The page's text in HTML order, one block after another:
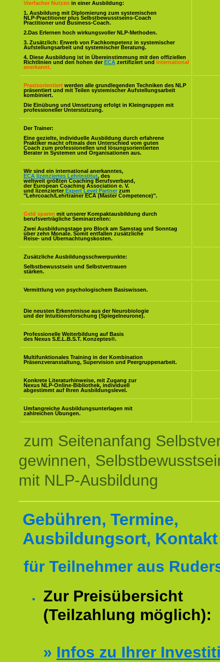
Vierfacher Nutzen in einer Ausbildung:
1. Ausbildung mit Diplomierung zum systemischen
NLP-Practitioner plus Selbstbewusstseins-Coach
Practitioner und Business-Coach.
2.Das Erlernen hoch wirkungsvoller NLP-Methoden.
3. Zusätzlich: Erwerb von Fachkompetenz in systemischer
Aufstellungsarbeit und systemischer Beratung.
4. Diese Ausbildung ist in Übereinstimmung mit den offiziellen
Richtlinien und den hohen der ECA zertifiziert und international
anerkannt.
Praxisorientiert werden alle grundlegenden Techniken des NLP
präsentiert und mit Teilen systemischer Aufstellungsarbeit
kombiniert.
Die Einübung und Umsetzung erfolgt in Kleingruppen mit
professioneller Unterstützung.
Der Trainer:
Eine gezielte, individuelle Ausbildung durch erfahrene
Praktiker macht oftmals den Unterschied vom guten
Coach zum professionellen und lösungsorientierten
Berater in Systemen und Organisationen aus.
Wir sind ein international anerkanntes,
ECA lizenziertes Lehrinstitut, des
weltweit größten Coaching Berufsverband,
der European Coaching Association e. V.
und lizenzierter Expert Level Partner zum
"Lehrcoach/Lehrtrainer ECA (Master Competence)".
Geld sparen mit unserer Kompaktausbildung durch
berufsverträgliche Seminarzeiten:
Zwei Ausbildungstage pro Block am Samstag und Sonntag
über zehn Monate. Somit entfallen zusätzliche
Reise- und Übernachtungskosten.
Zusätzliche Ausbildungsschwerpunkte:
Selbstbewusstsein und Selbstvertrauen
stärken.
Vermittlung von psychologischem Basiswissen.
Die neusten Erkenntnisse aus der Neurobiologie
und der Intuitionsforschung (Spiegelneurone).
Professionelle Weiterbildung auf Basis
des Nexus S.E.L.B.S.T. Konzeptes®.
Multifunktionales Training in der Kombination
Präsenzveranstaltung, Supervision und Peergruppenarbeit.
Konkrete Literaturhinweise, mit Zugang zur
Nexus NLP-Online-Bibliothek, individuell
abgestimmt auf Ihren Ausbildungslevel.
Umfangreiche Ausbildungsunterlagen mit
zahlreichen Übungen.
zum Seitenanfang
gewinnen,
mit NLP-Ausbildung
Gebühren, Termine,
Ausbildungsort, Kontakt
für Teilnehmer aus
Zur Preisübersicht
(Teilzahlung möglich):
» Infos zu Ihrer